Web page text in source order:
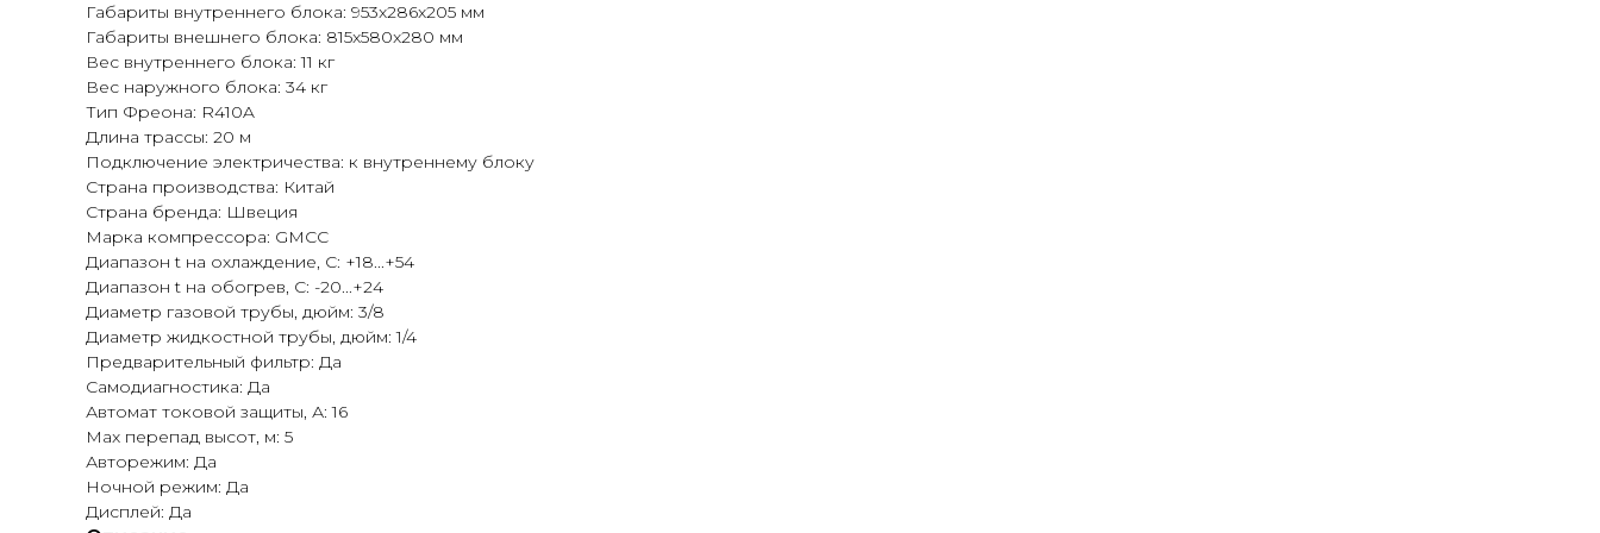
Габариты внутреннего блока: 953x286x205 мм
Габариты внешнего блока: 815x580x280 мм
Вес внутреннего блока: 11 кг
Вес наружного блока: 34 кг
Тип Фреона: R410A
Длина трассы: 20 м
Подключение электричества: к внутреннему блоку
Страна производства: Китай
Страна бренда: Швеция
Марка компрессора: GMCC
Диапазон t на охлаждение, С: +18...+54
Диапазон t на обогрев, С: -20...+24
Диаметр газовой трубы, дюйм: 3/8
Диаметр жидкостной трубы, дюйм: 1/4
Предварительный фильтр: Да
Самодиагностика: Да
Автомат токовой защиты, А: 16
Max перепад высот, м: 5
Авторежим: Да
Ночной режим: Да
Дисплей: Да